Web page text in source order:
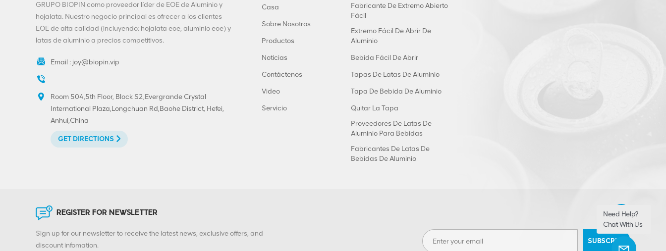
GRUPO BIOPIN como proveedor líder de EOE de Aluminio y
hojalata. Nuestro negocio principal es ofrecer a los clientes
EOE de alta calidad (incluyendo: hojalata eoe, aluminio eoe) y
latas de aluminio a precios competitivos.
Email : joy@biopin.vip
Room 504,5th Floor, Block S2,Evergrande Crystal
International Plaza,Longchuan Rd,Baohe District, Hefei,
Anhui,China
GET DIRECTIONS
Casa
Sobre Nosotros
Productos
Noticias
Contáctenos
Video
Servicio
Fabricante De Extremo Abierto
Fácil
Extremo Fácil De Abrir De
Aluminio
Bebida Fácil De Abrir
Tapas De Latas De Aluminio
Tapa De Bebida De Aluminio
Quitar La Tapa
Proveedores De Latas De
Aluminio Para Bebidas
Fabricantes De Latas De
Bebidas De Aluminio
REGISTER FOR NEWSLETTER
Sign up for our newsletter to receive the latest news, exclusive offers, and
discount infomation.
SUBSCRIBE
Need Help?
Chat With Us